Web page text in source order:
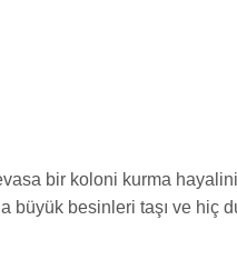
bir koloni kurma
büyük besinleri taşı ve